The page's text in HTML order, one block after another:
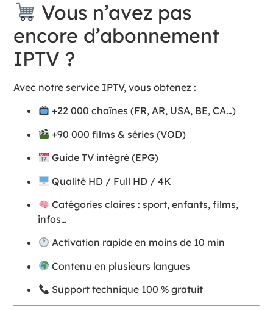
Vous n’avez pas
encore d’abonnement
IPTV ?
Avec notre service IPTV, vous obtenez :
+22 000 chaînes (FR, AR, USA, BE, CA…)
+90 000 films & séries (VOD)
Guide TV intégré (EPG)
Qualité HD / Full HD / 4K
Catégories claires : sport, enfants, films,
infos…
Activation rapide en moins de 10 min
Contenu en plusieurs langues
Support technique 100 % gratuit